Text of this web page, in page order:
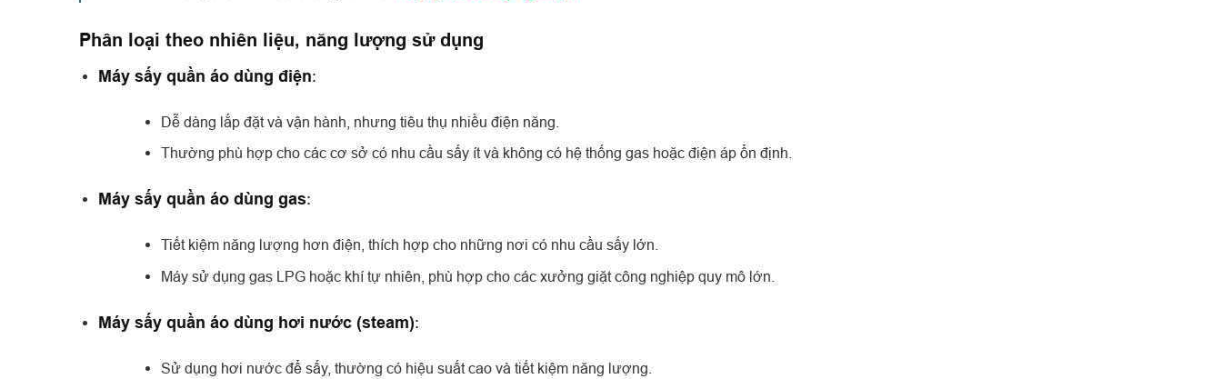
Phân loại theo nhiên liệu, năng lượng sử dụng
Máy sấy quần áo dùng điện:
Dễ dàng lắp đặt và vận hành, nhưng tiêu thụ nhiều điện năng.
Thường phù hợp cho các cơ sở có nhu cầu sấy ít và không có hệ thống gas hoặc điện áp ổn định.
Máy sấy quần áo dùng gas:
Tiết kiệm năng lượng hơn điện, thích hợp cho những nơi có nhu cầu sấy lớn.
Máy sử dụng gas LPG hoặc khí tự nhiên, phù hợp cho các xưởng giặt công nghiệp quy mô lớn.
Máy sấy quần áo dùng hơi nước (steam):
Sử dụng hơi nước để sấy, thường có hiệu suất cao và tiết kiệm năng lượng.